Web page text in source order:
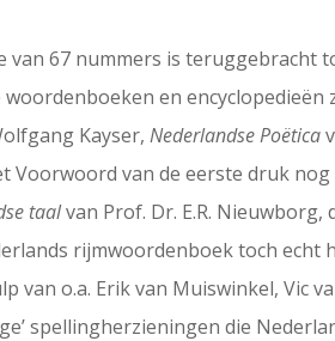
67 nummers is teruggebracht
en
Kayser,Nederlandse Poëtica
Voorwoord van de eerste druk
taalvan Prof. Dr. E.R.
rijmwoordenboek toch echt
o.a. Erik van Muiswinkel, Vic
spellingherzieningen die